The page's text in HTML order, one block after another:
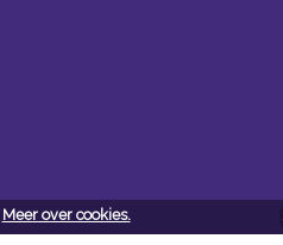
Meer over cookies.